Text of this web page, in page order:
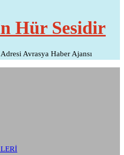
Hür Sesidir
Avrasya Haber Ajansı